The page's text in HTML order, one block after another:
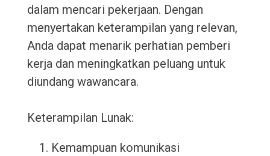
dalam mencari pekerjaan. Dengan
menyertakan keterampilan yang relevan,
Anda dapat menarik perhatian pemberi
kerja dan meningkatkan peluang untuk
diundang wawancara.
Keterampilan Lunak:
Kemampuan komunikasi